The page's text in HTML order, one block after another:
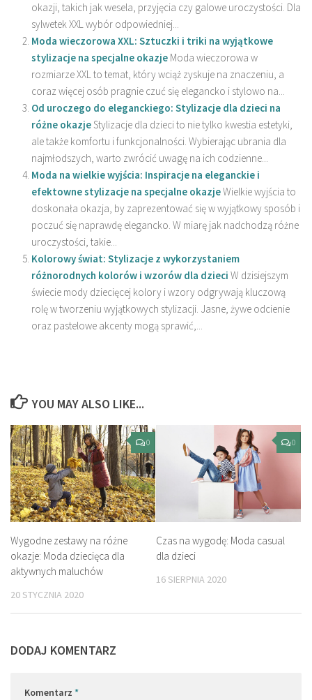
okazji, takich jak wesela, przyjęcia czy galowe uroczystości. Dla
sylwetek XXL wybór odpowiedniej...
Moda wieczorowa XXL: Sztuczki i triki na wyjątkowe
stylizacje na specjalne okazje Moda wieczorowa w
rozmiarze XXL to temat, który wciąż zyskuje na znaczeniu, a
coraz więcej osób pragnie czuć się elegancko i stylowo na...
Od uroczego do eleganckiego: Stylizacje dla dzieci na
różne okazjeStylizacje dla dzieci to nie tylko kwestia estetyki,
ale także komfortu i funkcjonalności. Wybierając ubrania dla
najmłodszych, warto zwrócić uwagę na ich codzienne...
Moda na wielkie wyjścia: Inspiracje na eleganckie i
efektowne stylizacje na specjalne okazjeWielkie wyjścia to
doskonała okazja, by zaprezentować się w wyjątkowy sposób i
poczuć się naprawdę elegancko. W miarę jak nadchodzą różne
uroczystości, takie...
Kolorowy świat: Stylizacje z wykorzystaniem
różnorodnych kolorów i wzorów dla dzieci W dzisiejszym
świecie mody dziecięcej kolory i wzory odgrywają kluczową
rolę w tworzeniu wyjątkowych stylizacji. Jasne, żywe odcienie
oraz pastelowe akcenty mogą sprawić,...
YOU MAY ALSO LIKE...
0
Wygodne zestawy na różne
okazje: Moda dziecięca dla
aktywnych maluchów
20 STYCZNIA 2020
0
Czas na wygodę: Moda casual
dla dzieci
16 SIERPNIA 2020
DODAJ KOMENTARZ
Komentarz *